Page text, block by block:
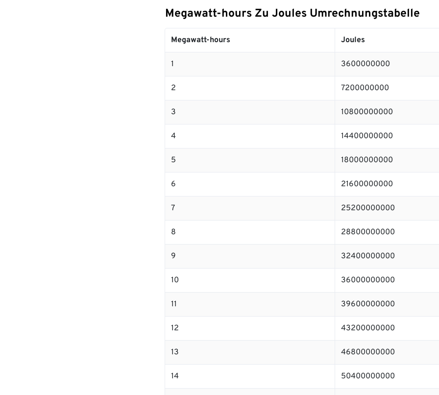
Megawatt-hours Zu Joules Umrechnungstabelle
Megawatt-hours Joules
1 3600000000
2 7200000000
3 10800000000
4 14400000000
5 18000000000
6 21600000000
7 25200000000
8 28800000000
9 32400000000
10 36000000000
11 39600000000
12 43200000000
13 46800000000
14 50400000000